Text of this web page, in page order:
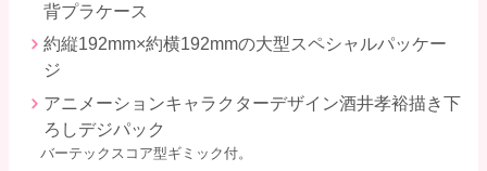
背プラケース
約縦192mm×約横192mmの大型スペシャルパッケー
ジ
アニメーションキャラクターデザイン酒井孝裕描き下
ろしデジパック
バーテックスコア型ギミック付。